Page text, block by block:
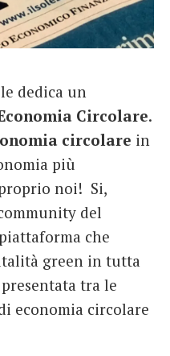
dedica un
Circolare.
circolare in
più
noi! Si,
del
che
green in tutta
tra le
economia circolare